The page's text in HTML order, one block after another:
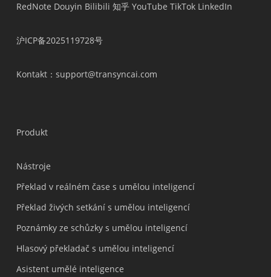
RedNote Douyin Bilibili 知乎 YouTube TikTok LinkedIn
沪ICP备2025119728号
Kontakt：support@transyncai.com
Produkt
Nástroje
Překlad v reálném čase s umělou inteligencí
Překlad živých setkání s umělou inteligencí
Poznámky ze schůzky s umělou inteligencí
Hlasový překladač s umělou inteligencí
Asistent umělé inteligence